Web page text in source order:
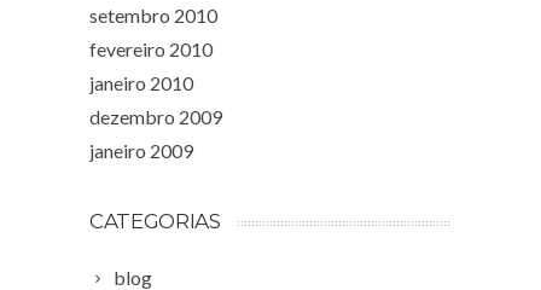
setembro 2010
fevereiro 2010
janeiro 2010
dezembro 2009
janeiro 2009
CATEGORIAS
blog